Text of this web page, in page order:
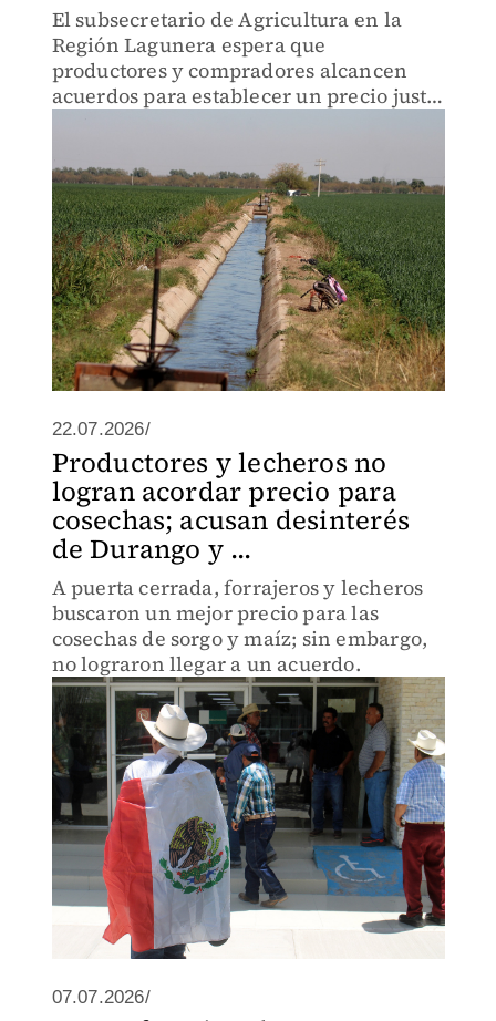
El subsecretario de Agricultura en la
Región Lagunera espera que
productores y compradores alcancen
acuerdos para establecer un precio justo
22.07.2026/
Productores y lecheros no
logran acordar precio para
cosechas; acusan desinterés
de Durango y ...
A puerta cerrada, forrajeros y lecheros
buscaron un mejor precio para las
cosechas de sorgo y maíz; sin embargo,
no lograron llegar a un acuerdo.
07.07.2026/